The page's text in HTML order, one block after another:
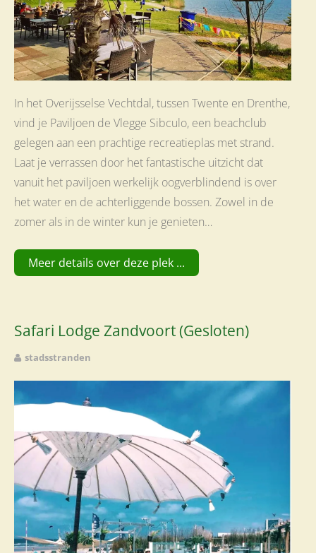
In het Overijsselse Vechtdal, tussen Twente en Drenthe,
vind je Paviljoen de Vlegge Sibculo, een beachclub
gelegen aan een prachtige recreatieplas met strand.
Laat je verrassen door het fantastische uitzicht dat
vanuit het paviljoen werkelijk oogverblindend is over
het water en de achterliggende bossen. Zowel in de
zomer als in de winter kun je genieten…
Meer details over deze plek ...
Safari Lodge Zandvoort (Gesloten)
stadsstranden